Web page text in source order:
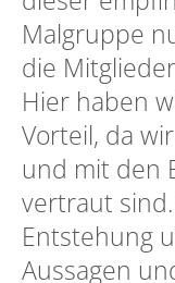
Malgruppe
die
Hier haben
Vorteil, da
und mit den
vertraut
Entstehung
Aussagen